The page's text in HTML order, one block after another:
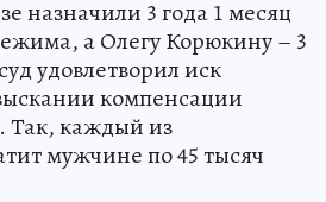
назначили 3 года 1 месяц
а Олегу Корюкину – 3
удовлетворил иск
компенсации
Так, каждый из
мужчине по 45 тысяч